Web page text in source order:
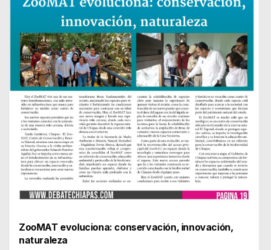
ZooMAT evoluciona: conservación, innovación,
naturaleza